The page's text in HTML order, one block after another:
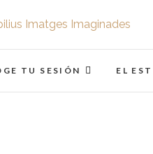
TU SESIÓN EL